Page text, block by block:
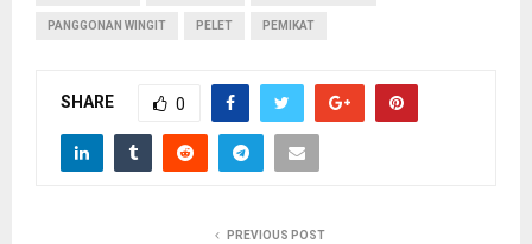
PANGGONAN WINGIT PELET PEMIKAT
SHARE 0
PREVIOUS POST